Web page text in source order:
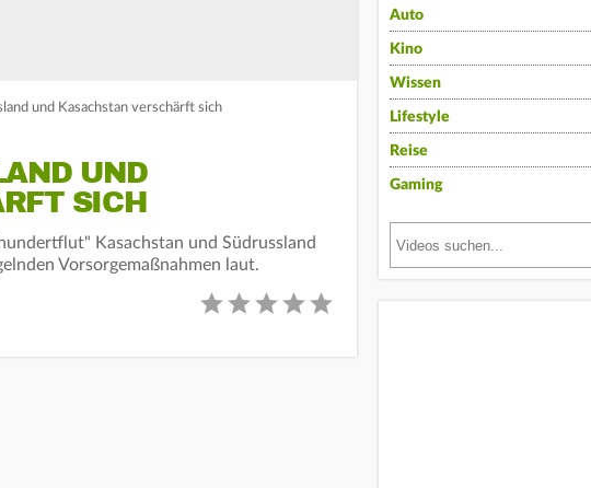
und Kasachstan verschärft sich
UND
SICH
Kasachstan und Südrussland
Vorsorgemaßnahmen laut.
Auto
Kino
Wissen
Lifestyle
Reise
Gaming